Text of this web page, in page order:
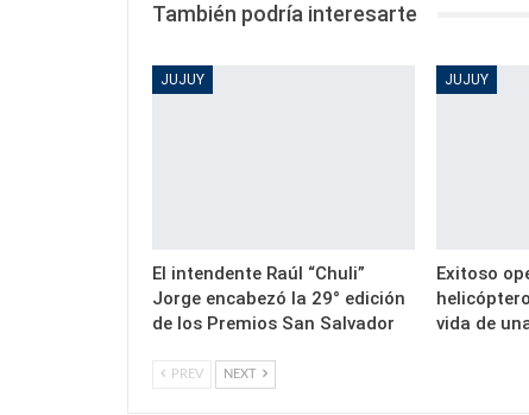
También podría interesarte
JUJUY
El intendente Raúl “Chuli”
Jorge encabezó la 29° edición
de los Premios San Salvador
JUJUY
Exitoso
vida de
PREV NEXT